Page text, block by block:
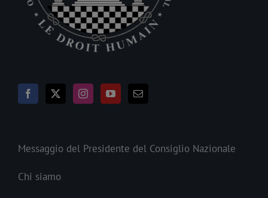
Messaggio del Presidente del Consiglio Nazionale
Chi siamo